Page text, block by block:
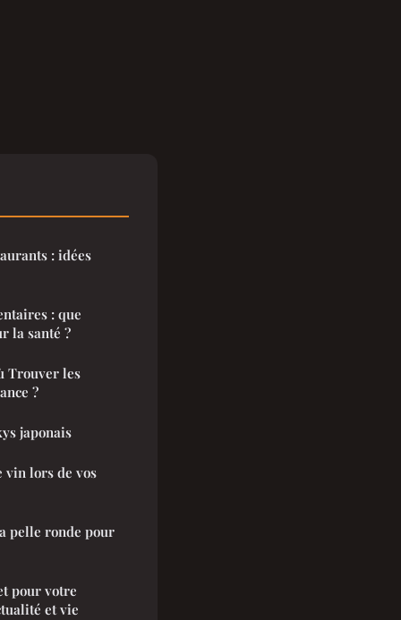
: idées
: que
la santé ?
Trouver les
?
japonais
vin lors de vos
pelle ronde pour
pour votre
et vie